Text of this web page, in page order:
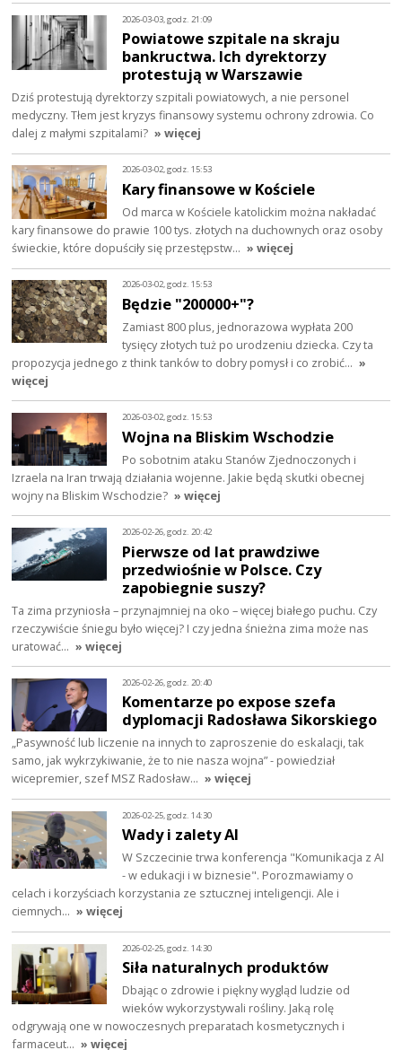
2026-03-03, godz. 21:09
Powiatowe szpitale na skraju
bankructwa. Ich dyrektorzy
protestują w Warszawie
Dziś protestują dyrektorzy szpitali powiatowych, a nie personel
medyczny. Tłem jest kryzys finansowy systemu ochrony zdrowia. Co
dalej z małymi szpitalami? » więcej
2026-03-02, godz. 15:53
Kary finansowe w Kościele
Od marca w Kościele katolickim można nakładać
kary finansowe do prawie 100 tys. złotych na duchownych oraz osoby
świeckie, które dopuściły się przestępstw… » więcej
2026-03-02, godz. 15:53
Będzie "200000+"?
Zamiast 800 plus, jednorazowa wypłata 200
tysięcy złotych tuż po urodzeniu dziecka. Czy ta
propozycja jednego z think tanków to dobry pomysł i co zrobić… »
więcej
2026-03-02, godz. 15:53
Wojna na Bliskim Wschodzie
Po sobotnim ataku Stanów Zjednoczonych i
Izraela na Iran trwają działania wojenne. Jakie będą skutki obecnej
wojny na Bliskim Wschodzie? » więcej
2026-02-26, godz. 20:42
Pierwsze od lat prawdziwe
przedwiośnie w Polsce. Czy
zapobiegnie suszy?
Ta zima przyniosła – przynajmniej na oko – więcej białego puchu. Czy
rzeczywiście śniegu było więcej? I czy jedna śnieżna zima może nas
uratować… » więcej
2026-02-26, godz. 20:40
Komentarze po expose szefa
dyplomacji Radosława Sikorskiego
„Pasywność lub liczenie na innych to zaproszenie do eskalacji, tak
samo, jak wykrzykiwanie, że to nie nasza wojna” - powiedział
wicepremier, szef MSZ Radosław… » więcej
2026-02-25, godz. 14:30
Wady i zalety AI
W Szczecinie trwa konferencja "Komunikacja z AI
- w edukacji i w biznesie". Porozmawiamy o
celach i korzyściach korzystania ze sztucznej inteligencji. Ale i
ciemnych… » więcej
2026-02-25, godz. 14:30
Siła naturalnych produktów
Dbając o zdrowie i piękny wygląd ludzie od
wieków wykorzystywali rośliny. Jaką rolę
odgrywają one w nowoczesnych preparatach kosmetycznych i
farmaceut… » więcej